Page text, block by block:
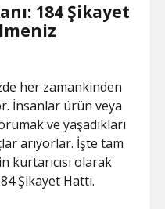
184 Şikayet
her zamankinden
İnsanlar ürün veya
ve yaşadıkları
arıyorlar. İşte tam
kurtarıcısı olarak
Şikayet Hattı.